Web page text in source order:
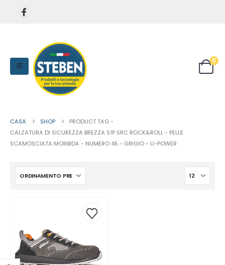
0
CASA SHOP
PRODUCT TAG -
CALZATURA DI SICUREZZA BREZZA S1P SRC ROCK&ROLL - PELLE
SCAMOSCIATA MORBIDA - NUMERO 45 - GRIGIO - U-POWER